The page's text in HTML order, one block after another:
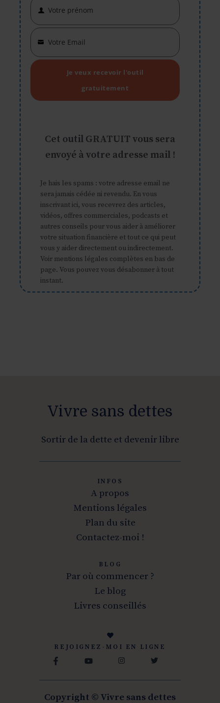
First
Name
Votre prénom
Your
email
Votre Email
Je veux recevoir l'outil
gratuitement
Cet outil GRATUIT vous sera
envoyé à votre adresse mail !
Je hais les spams : votre adresse email ne
sera jamais cédée ni revendu. En vous
inscrivant ici, vous recevrez des articles,
vidéos, offres commerciales, podcasts et
autres conseils pour vous aider à améliorer
votre situation financière et tout ce qui peut
vous y aider directement ou indirectement.
Voir mentions légales complètes en bas de
page. Vous pouvez vous désabonner à tout
instant.
Vivre sans dettes
Sortir de la dette et devenir libre
INFOS
A propos
Mentions légales
Plan du site
Contactez-moi !
BLOG
Par où commencer ?
Le blog
Livres conseillés
REJOIGNEZ-MOI EN LIGNE
Copyright © Vivre sans dettes